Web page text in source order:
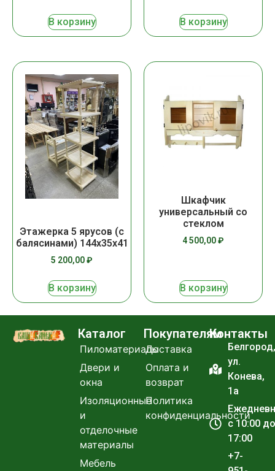
В корзину В корзину
Этажерка 5 ярусов (с
балясинами) 144х35х41
5 200,00₽
В корзину
Шкафчик
универсальный со
стеклом
4 500,00₽
В корзину
Каталог
Пиломатериалы
Двери и
окна
Изоляционные
и
отделочные
материалы
Мебель
Покупателям
Доставка
Оплата и
возврат
Политика
конфиденциальности
Контакты
Белгород,
ул.
Конева,
1а
с 10:00 до
17:00
+7-